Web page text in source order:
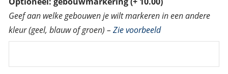
Geef aan welke gebouwen je wilt markeren in een andere
kleur (geel, blauw of groen) – Zie voorbeeld